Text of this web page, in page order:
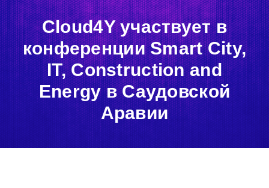
Cloud4Y участвует в
конференции Smart City,
IT, Construction and
Energy в Саудовской
Аравии
Facebook
ВКонтакте
Facebook
ВКонтакте